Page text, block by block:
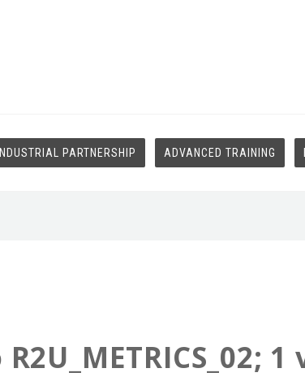
INDUSTRIAL PARTNERSHIP ADVANCED TRAINING
1